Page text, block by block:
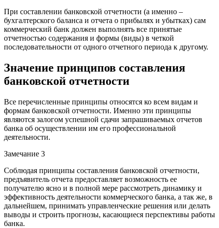
При составлении банковской отчетности (а именно –
бухгалтерского баланса и отчета о прибылях и убытках) сам
коммерческий банк должен выполнять все принятые
отчетностью содержания и формы (виды) в четкой
последовательности от одного отчетного периода к другому.
Значение принципов составления
банковской отчетности
Все перечисленные принципы относятся ко всем видам и
формам банковской отчетности. Именно эти принципы
являются залогом успешной сдачи запрашиваемых отчетов
банка об осуществлении им его профессиональной
деятельности.
Замечание 3
Соблюдая принципы составления банковской отчетности,
предъявитель отчета предоставляет возможность ее
получателю ясно и в полной мере рассмотреть динамику и
эффективность деятельности коммерческого банка, а так же, в
дальнейшем, принимать управленческие решения или делать
выводы и строить прогнозы, касающиеся перспективы работы
банка.